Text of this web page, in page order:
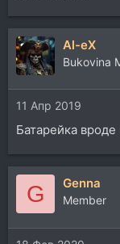
Al-eX
Bukovina
11 Апр 2019
Батарейка вроде
G Genna
Member